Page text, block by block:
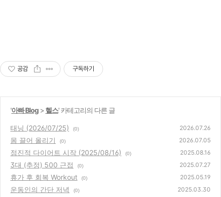
공감 구독하기
'아빠 Blog > 헬스' 카테고리의 다른 글
태닝 (2026/07/25) (0) 2026.07.26
몸 끌어 올리기 (0) 2026.07.05
점진적 다이어트 시작 (2025/08/16) (0) 2025.08.16
3대 (추정) 500 근접 (0) 2025.07.27
휴가 후 회복 Workout (0) 2025.05.19
운동인의 간단 저녁 (0) 2025.03.30